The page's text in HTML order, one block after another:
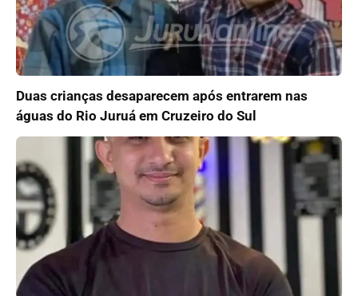
Duas crianças desaparecem após entrarem nas
águas do Rio Juruá em Cruzeiro do Sul